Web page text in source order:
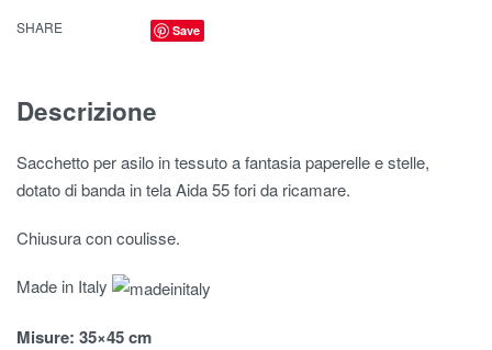
SHARE Save
Descrizione
Sacchetto per asilo in tessuto a fantasia paperelle e stelle,
dotato di banda in tela Aida 55 fori da ricamare.
Chiusura con coulisse.
Made in Italy
Misure: 35×45 cm